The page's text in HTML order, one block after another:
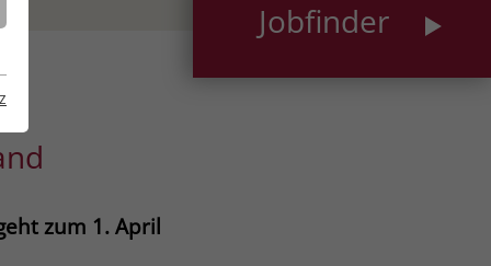
Jobfinder
zum 1. April